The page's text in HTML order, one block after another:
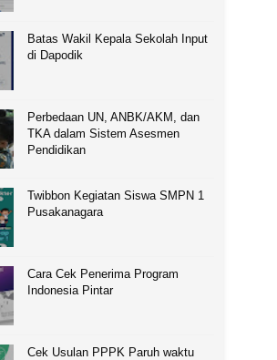
Batas Wakil Kepala Sekolah Input
di Dapodik
Perbedaan UN, ANBK/AKM, dan
TKA dalam Sistem Asesmen
Pendidikan
Twibbon Kegiatan Siswa SMPN 1
Pusakanagara
Cara Cek Penerima Program
Indonesia Pintar
Cek Usulan PPPK Paruh waktu